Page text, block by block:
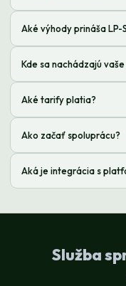
Aké výhody prináša LP-
Kde sa nachádzajú
Aké tarify platia?
Ako začať spoluprácu?
Aká je integrácia s
riešenia
Služba